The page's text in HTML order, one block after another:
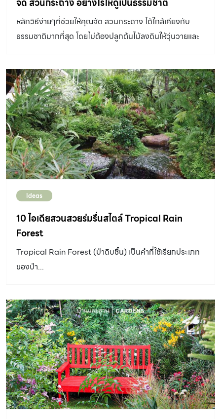
หลักวิธีง่ายๆที่ช่วยให้คุณจัด สวนกระถาง ได้ใกล้เคียงกับ
ธรรมชาติมากที่สุด โดยไม่ต้องปลูกต้นไม้ลงดินให้วุ่นวายและ
Ideas
10 ไอเดียสวนสวยร่มรื่นสไตล์ Tropical Rain
Forest
Tropical Rain Forest (ป่าดิบชื้น) เป็นคำที่ใช้เรียกประเภท
ของป่า...